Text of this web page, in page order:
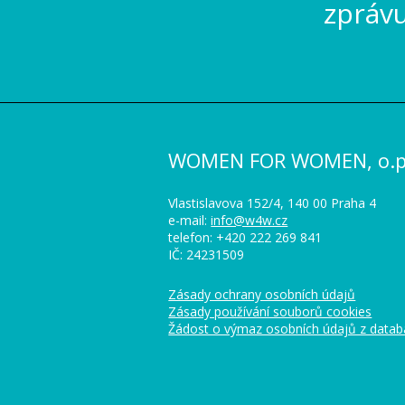
WOMEN FOR WOMEN,
Vlastislavova 152/4, 140 00 Praha 4
e-mail:info@w4w.cz
telefon: +420 222 269 841
IČ: 24231509
Zásady ochrany osobních údajů
Zásady používání souborů cookies
Žádost o výmaz osobních údajů z